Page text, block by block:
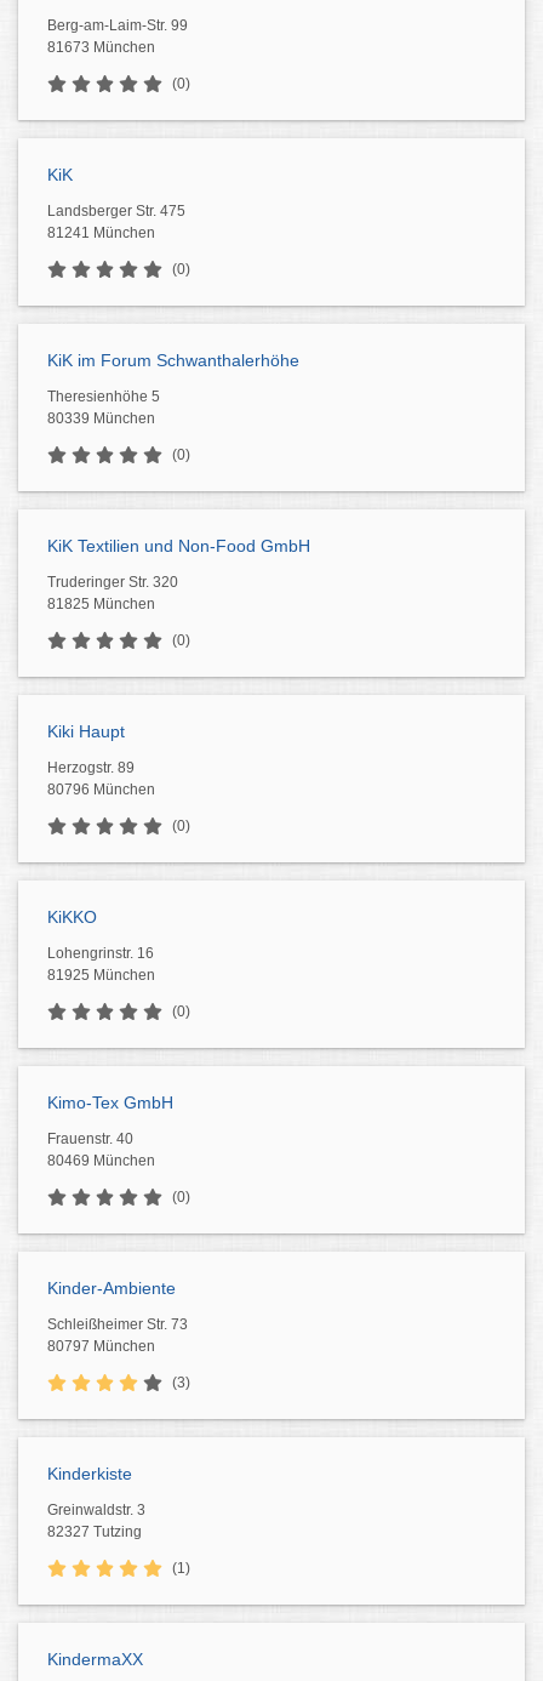
Berg-am-Laim-Str. 99
81673 München
(0)
KiK
Landsberger Str. 475
81241 München
(0)
KiK im Forum Schwanthalerhöhe
Theresienhöhe 5
80339 München
(0)
KiK Textilien und Non-Food GmbH
Truderinger Str. 320
81825 München
(0)
Kiki Haupt
Herzogstr. 89
80796 München
(0)
KiKKO
Lohengrinstr. 16
81925 München
(0)
Kimo-Tex GmbH
Frauenstr. 40
80469 München
(0)
Kinder-Ambiente
Schleißheimer Str. 73
80797 München
(3)
Kinderkiste
Greinwaldstr. 3
82327 Tutzing
(1)
KindermaXX